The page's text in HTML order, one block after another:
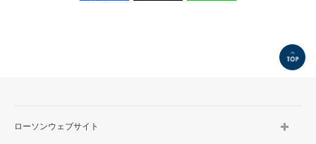
ローソンウェブサイト